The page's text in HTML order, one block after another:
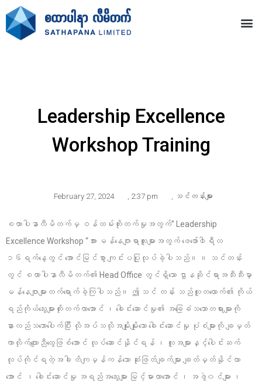
Leadership Excellence
Workshop Training
February 27, 2024 2:37 pm သင်တန်းများ
စထာပါနာလီမိတက်မှ ဝန်ထမ်းတိုးတက်မှုအတွက်” Leadership
Excellence Workshop “အား မန်နေဂျာရာထူးများအတွက် ဖေဖော်၀ါရီလ
၁၆ရက်နေ့တွင် အောင်မြင်စွာ ကျင်းပပြုလုပ်ခဲ့ပါသည်။ ။ သင်တန်း
တွင် စထာပါနာလီမိတက်၏ Head Office တွင်ရှိသော ဌာနဆိုင်ရာအသီးသီးမှာ
မန်နေဂျာများတက်ရောက်ခဲ့ကြပါသည်။ ဤ သင် တန်း သည်လူတယောက်၏ ကိုယ်
ရည်ကိုယ်သွေးများတိုးတက်လာအောင် ၊ ခေါင်းဆောင်မှု၏ အခြေခံသဘောတရားများကို
နားလည်သဘောပေါက်ပြီး လိုအပ်သလိုအမျိုးမျိုးသော ခေါင်းဆောင်မှု ပုံစံများကို ချမှတ်
ကာလိုက်လျောညီထွေဖြစ်အောင် လုပ်ဆောင်နိုင်ရန် ၊ လူအများနှင့်ပေါင်းဆက်
လုပ်ကိုင်ရတဲ့အခါ တိကျမှန်ကန်သော ဆုံးဖြတ်ချက်များ ချတ်မှတ်နိုင်လာ
အောင် ၊ ခေါင်းဆောင်မှု အရည်အသွေးများ မြင့်မားလာအောင် ၊ အဖွဲ၀င်များ ၊